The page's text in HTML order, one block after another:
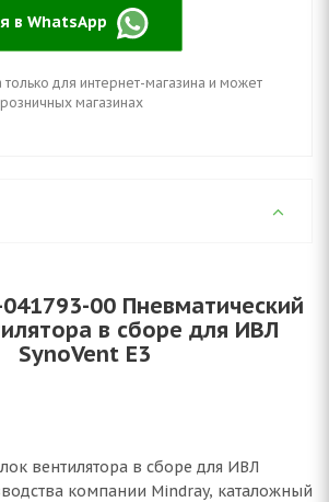
в WhatsApp
только для интернет-магазина и может
магазинах
00 Пневматический
в сборе для ИВЛ
SynoVent E3
вентилятора в сборе для ИВЛ
компании Mindray, каталожный